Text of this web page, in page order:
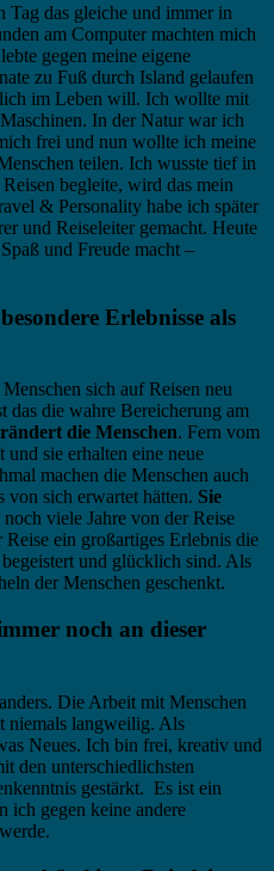
Tag das gleiche und immer in
am Computer machten mich
gegen meine eigene
zu Fuß durch Island gelaufen
im Leben will. Ich wollte mit
In der Natur war ich
frei und nun wollte ich meine
teilen. Ich wusste tief in
begleite, wird das mein
& Personality habe ich später
und Reiseleiter gemacht. Heute
und Freude macht –
Erlebnisse als
sich auf Reisen neu
das die wahre Bereicherung am
die Menschen. Fern vom
sie erhalten eine neue
machen die Menschen auch
von sich erwartet hätten. Sie
viele Jahre von der Reise
ein großartiges Erlebnis die
und glücklich sind. Als
der Menschen geschenkt.
noch an dieser
Die Arbeit mit Menschen
niemals langweilig. Als
Neues. Ich bin frei, kreativ und
den unterschiedlichsten
gestärkt. Es ist ein
ich gegen keine andere